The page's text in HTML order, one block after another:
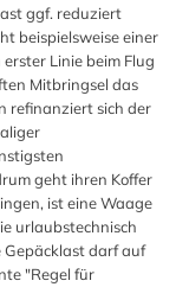
ggf. reduziert
beispielsweise einer
Linie beim Flug
Mitbringsel das
refinanziert sich der
geht ihren Koffer
ist eine Waage
urlaubstechnisch
Gepäcklast darf auf
"Regel für